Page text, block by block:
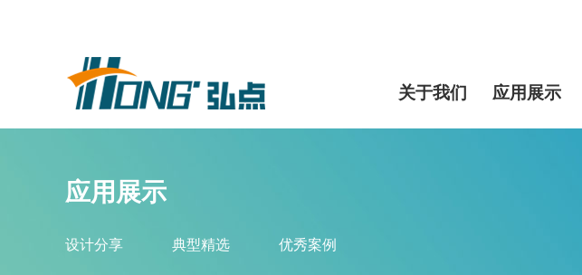
关于我们 应用展示
应用展示
设计分享 典型精选 优秀案例